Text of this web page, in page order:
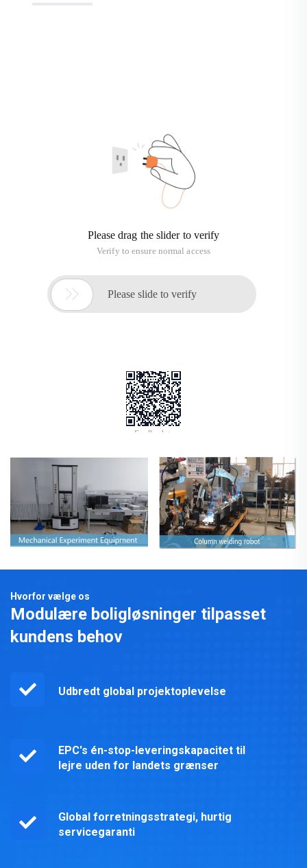
Hvorfor vælge os
Modulære boligløsninger tilpasset
kundens behov
Udbredt global projektoplevelse
EPC's én-stop-leveringskapacitet til
lejre uden for landets grænser
Global forretningsstrategi, hurtig
servicegaranti